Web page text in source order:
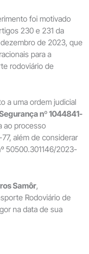
foi motivado
230 e 231 da
de 2023, que
para a
rodoviário de
a uma ordem judicial
nº 1044841-
ao processo
além de considerar
50500.301146/2023-
Samôr,
Rodoviário de
na data de sua